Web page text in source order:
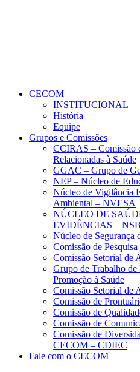
CECOM
INSTITUCIONAL
História
Equipe
Grupos e Comissões
CCIRAS – Comissão
Relacionadas à Saúde
GGAC – Grupo de
NEP – Núcleo de
Núcleo de Vigilância
Ambiental – NVESA
NÚCLEO DE
EVIDÊNCIAS –
Núcleo de Segurança
Comissão de Pesquisa
Comissão Setorial de
Grupo de Trabalho de
Promoção à Saúde
Comissão Setorial de
Comissão de
Comissão de
Comissão de
Comissão de
CECOM – CDIEC
Fale com o CECOM